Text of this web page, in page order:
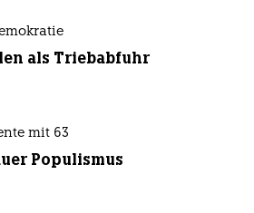
als Triebabfuhr
mit 63
Populismus